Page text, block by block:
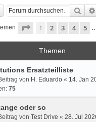
Suche
Seite 1von 72
1 2 3 4 5
Themen
Ersatzteilliste
von H. Eduardo « 14. Jan
75
oder so
von Test Drive « 28. Jul